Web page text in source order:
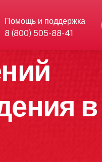
Помощь и поддержка
8 (800) 505-88-41
в